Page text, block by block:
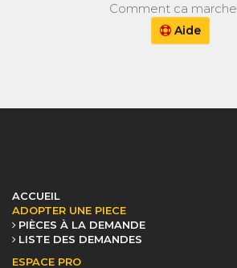
Comment ca marche
Aide
ACCUEIL
ADOPTER UNE PIECE
PIÈCES À LA DEMANDE
LISTE DES DEMANDES
ESPACE PRO